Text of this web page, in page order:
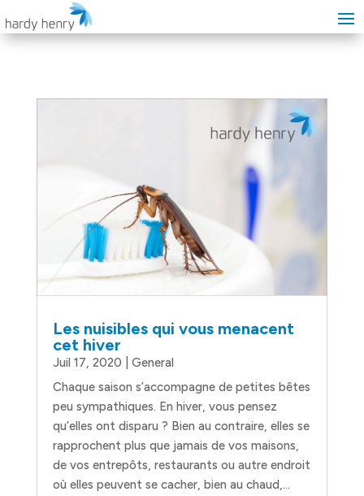
Les nuisibles qui vous menacent
cet hiver
Juil 17, 2020
General
Chaque saison s’accompagne de petites bêtes
peu sympathiques. En hiver, vous pensez
qu’elles ont disparu ? Bien au contraire, elles se
rapprochent plus que jamais de vos maisons,
de vos entrepôts, restaurants ou autre endroit
où elles peuvent se cacher, bien au chaud,...